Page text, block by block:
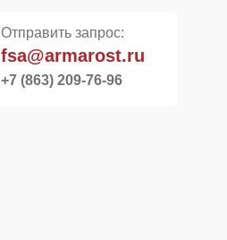
Отправить запрос:
fsa@armarost.ru
+7 (863) 209-76-96